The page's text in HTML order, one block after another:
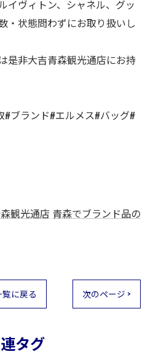
イヴィトン、シャネル、グッ
・状態問わずにお取り扱いし
是非大吉青森観光通店にお持
ブランド#エルメス#バッグ#
観光通店 青森でブランド品の
覧に戻る 次のページ >
タグ